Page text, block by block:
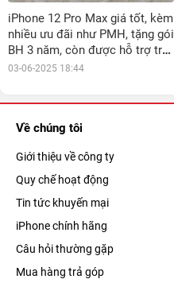
iPhone 12 Pro Max giá tốt, kèm
nhiều ưu đãi như PMH, tặng gói
BH 3 năm, còn được hỗ trợ trả
góp 0%
03-06-2025 18:44
Về chúng tôi
Giới thiệu về công ty
Quy chế hoạt động
Tin tức khuyến mại
iPhone chính hãng
Câu hỏi thường gặp
Mua hàng trả góp